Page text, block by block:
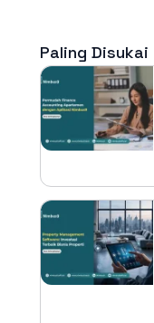
Paling Disukai